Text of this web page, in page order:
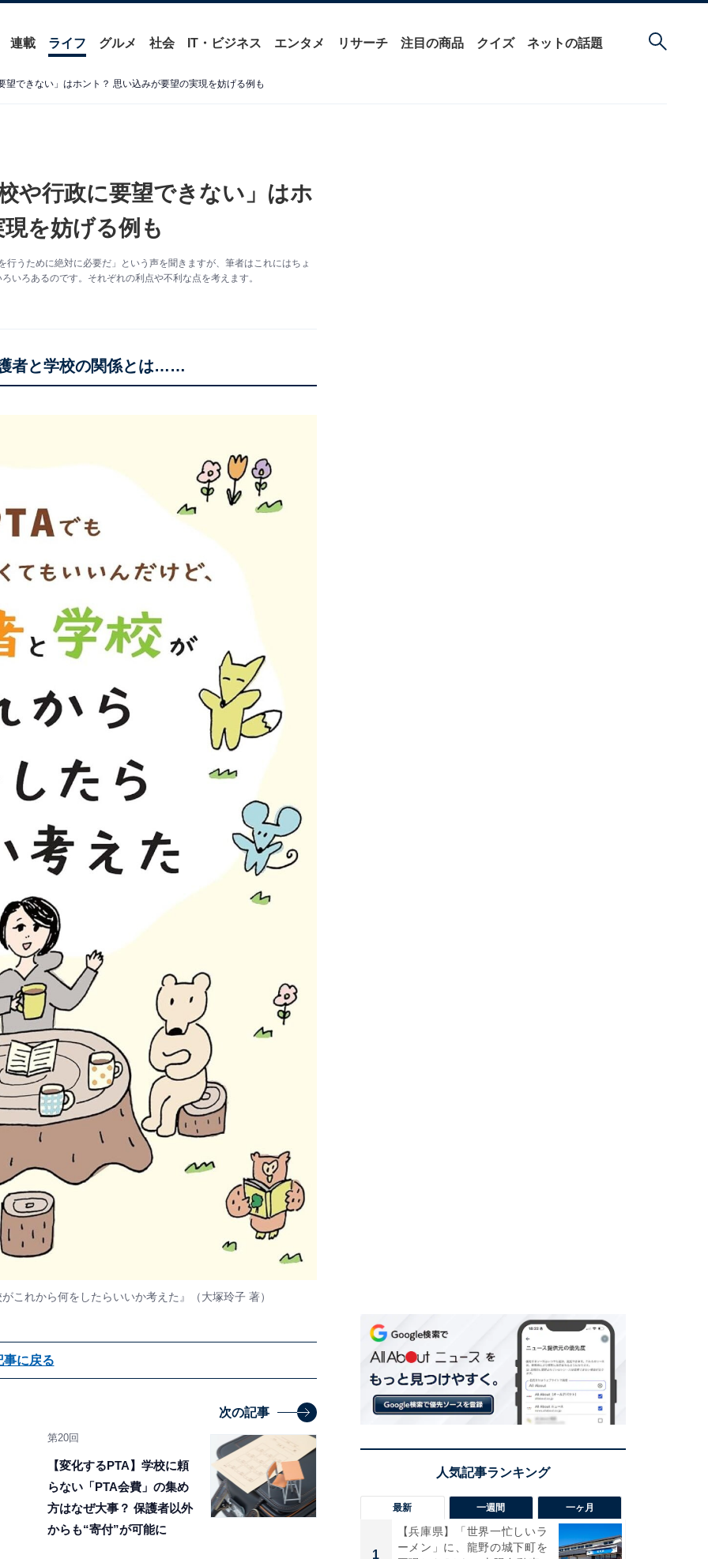
連載 ライフ グルメ 社会 IT・ビジネス エンタメ リサーチ 注目の商品 クイズ ネットの話題
望できない」はホント？ 思い込みが要望の実現を妨げる例も
や行政に要望できない」はホ
を妨げる例も
うために絶対に必要だ」という声を聞きますが、筆者はこれにはちょ
いろあるのです。それぞれの利点や不利な点を考えます。
護者と学校の関係とは……
これから何をしたらいいか考えた』（大塚玲子 著）
事に戻る
次の記事
第20回
【変化するPTA】学校に頼
らない「PTA会費」の集め
方はなぜ大事？ 保護者以外
からも“寄付”が可能に
最新 一週間 一ヶ月
1
【兵庫県】「世界一忙しいラ
ーメン」に、龍野の城下町を